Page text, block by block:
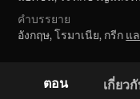
คำบรรยาย
อังกฤษ, โรมาเนีย, กรีก แ
ตอน เกี่ยว